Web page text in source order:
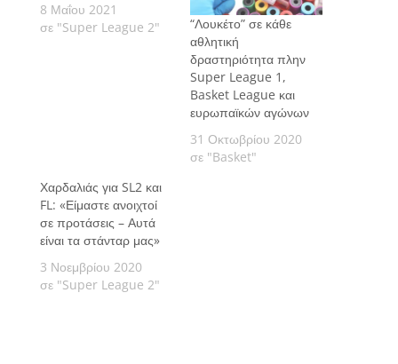
8 Μαΐου 2021
σε "Super League 2"
“Λουκέτο” σε κάθε
αθλητική
δραστηριότητα πλην
Super League 1,
Basket League και
ευρωπαϊκών αγώνων
31 Οκτωβρίου 2020
σε "Basket"
Χαρδαλιάς για SL2 και
FL: «Είμαστε ανοιχτοί
σε προτάσεις – Αυτά
είναι τα στάνταρ μας»
3 Νοεμβρίου 2020
σε "Super League 2"